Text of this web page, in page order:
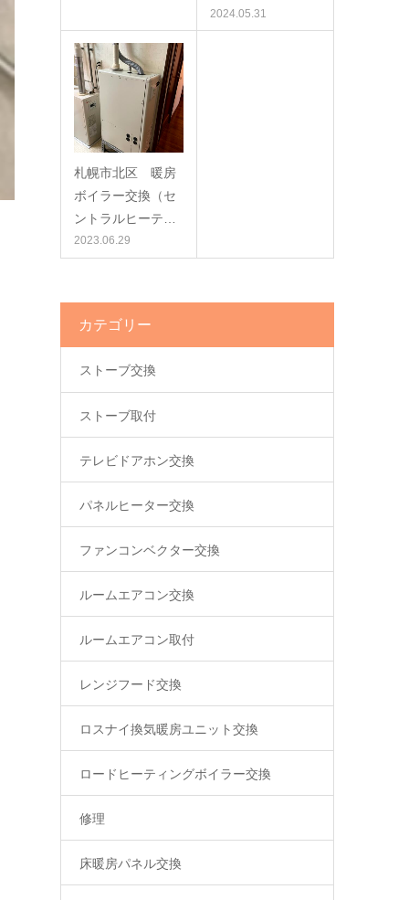
2024.05.31
札幌市北区 暖房
ボイラー交換（セ
ントラルヒーテ…
2023.06.29
カテゴリー
ストーブ交換
ストーブ取付
テレビドアホン交換
パネルヒーター交換
ファンコンベクター交換
ルームエアコン交換
ルームエアコン取付
レンジフード交換
ロスナイ換気暖房ユニット交換
ロードヒーティングボイラー交換
修理
床暖房パネル交換